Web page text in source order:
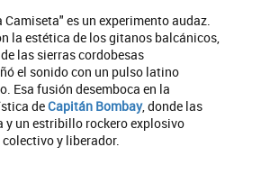
es un experimento audaz.
la estética de los gitanos balcánicos,
las sierras cordobesas
el sonido con un pulso latino
Esa fusión desemboca en la
deCapitán Bombay, donde las
y un estribillo rockero explosivo
y liberador.